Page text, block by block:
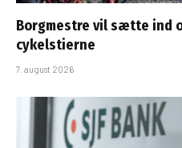
Borgmestre vil sætte ind
cykelstierne
7. august 2026